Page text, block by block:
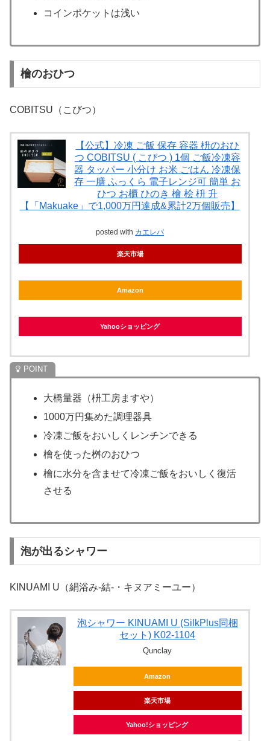
コインポケットは浅い
檜のおひつ
COBITSU（こびつ）
【公式】冷凍 ご飯 保存 容器 枡のおひ
つ COBITSU ( こびつ ) 1個 ご飯冷凍容
器 タッパー 小分け お米 ごはん 冷凍保
存 一膳 ふっくら 電子レンジ可 簡単 お
ひつ お櫃 ひのき 檜 桧 枡 升
【「Makuake」で1,000万円達成&累計2万個販売】
posted with カエレバ
楽天市場
Amazon
Yahooショッピング
大橋量器（枡工房ますや）
1000万円集めた調理器具
冷凍ご飯をおいしくレンチンできる
檜を使った桝のおひつ
檜に水分を含ませて冷凍ご飯をおいしく復活
させる
泡が出るシャワー
KINUAMI U（絹浴み-結‐・キヌアミーユー）
泡シャワー KINUAMI U (SilkPlus同梱
セット) K02-1104
Qunclay
Amazon
楽天市場
Yahoo!ショッピング